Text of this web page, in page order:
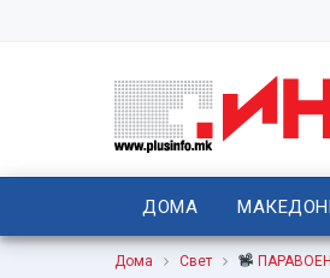
ДОМА
Дома Свет